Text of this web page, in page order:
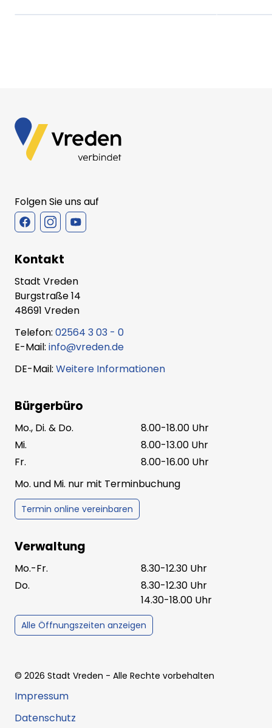
Folgen Sie uns auf
Kontakt
Stadt Vreden
Burgstraße 14
48691 Vreden
Telefon: 02564 3 03 - 0
E-Mail: info@vreden.de
DE-Mail: Weitere Informationen
Bürgerbüro
Mo., Di. & Do.
8.00-18.00 Uhr
Mi.
8.00-13.00 Uhr
Fr.
8.00-16.00 Uhr
Mo. und Mi. nur mit Terminbuchung
Termin online vereinbaren
Verwaltung
Mo.-Fr.
8.30-12.30 Uhr
Do.
8.30-12.30 Uhr
14.30-18.00 Uhr
Alle Öffnungszeiten anzeigen
© 2026 Stadt Vreden - Alle Rechte vorbehalten
Impressum
Datenschutz